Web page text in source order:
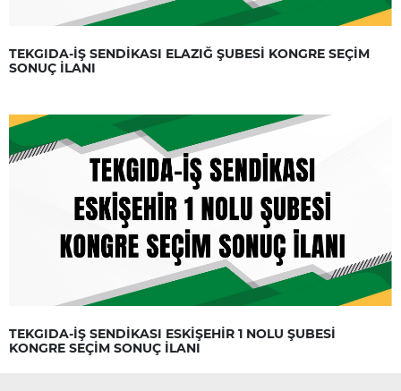
TEKGIDA-İŞ SENDİKASI ELAZIĞ ŞUBESİ KONGRE SEÇİM
SONUÇ İLANI
TEKGIDA-İŞ SENDİKASI ESKİŞEHİR 1 NOLU ŞUBESİ
KONGRE SEÇİM SONUÇ İLANI